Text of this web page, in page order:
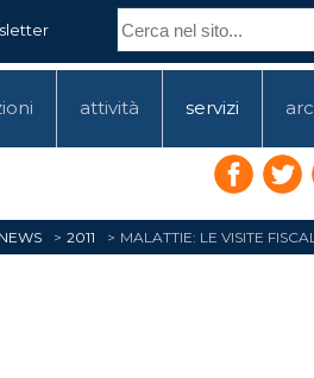
attività servizi
2011 MALATTIE: LE VISITE